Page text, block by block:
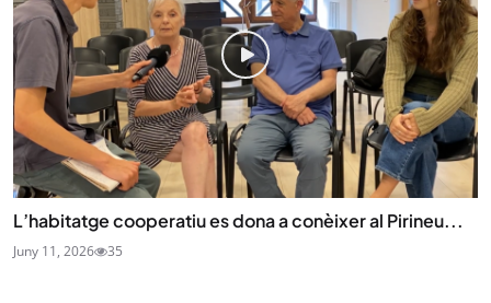
L’habitatge cooperatiu es dona a conèixer al Pirineu...
Juny 11, 2026 35